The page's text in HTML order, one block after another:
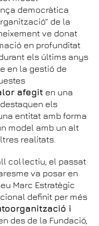
democràtica
de la
ve donat
en profunditat
els últims anys
en la gestió de
afegit en una
els
entitat amb forma
model amb un alt
realitats.
col·lectiu, el passat
va posar en
Marc Estratègic
definit per més
i
des de la Fundació,